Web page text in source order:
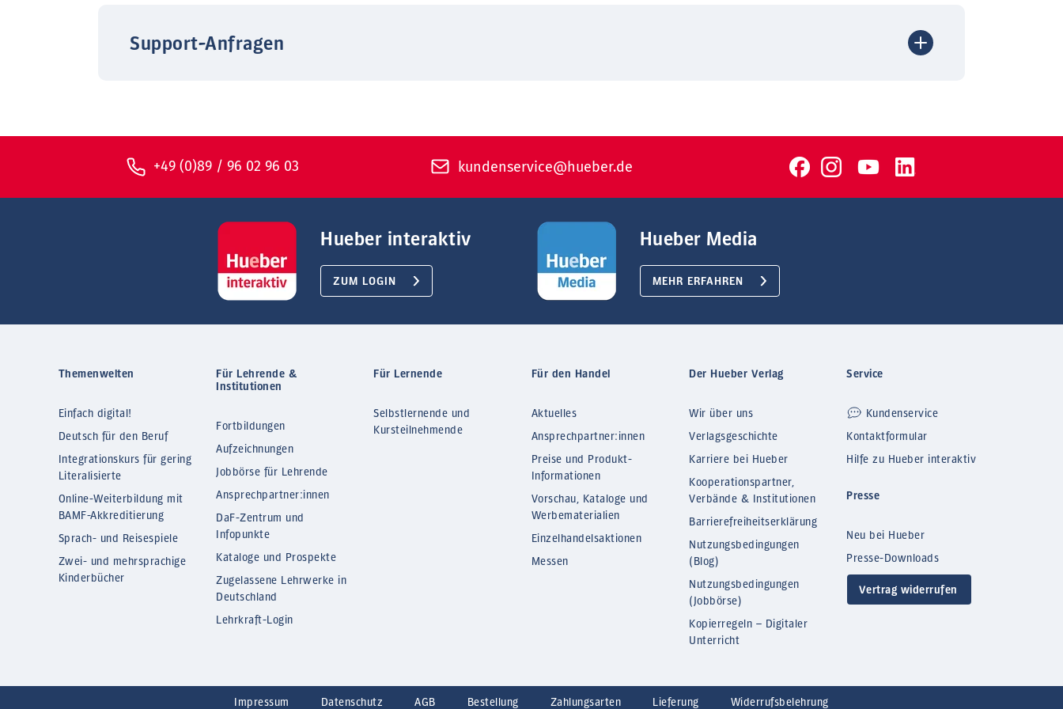
Support-Anfragen
+49 (0)89 / 96 02 96 03 kundenservice@hueber.de
Hueber interaktiv
ZUM LOGIN
Hueber Media
MEHR ERFAHREN
Themenwelten
Einfach digital!
Deutsch für den Beruf
Integrationskurs für gering
Literalisierte
Online-Weiterbildung mit
BAMF-Akkreditierung
Sprach- und Reisespiele
Zwei- und mehrsprachige
Kinderbücher
Für Lehrende &
Institutionen
Fortbildungen
Aufzeichnungen
Jobbörse für Lehrende
Ansprechpartner:innen
DaF-Zentrum und
Infopunkte
Kataloge und Prospekte
Zugelassene Lehrwerke in
Deutschland
Lehrkraft-Login
Für Lernende
Selbstlernende und
Kursteilnehmende
Für den Handel
Aktuelles
Ansprechpartner:innen
Preise und Produkt-
Informationen
Vorschau, Kataloge und
Werbematerialien
Einzelhandelsaktionen
Messen
Der Hueber Verlag
Wir über uns
Verlagsgeschichte
Karriere bei Hueber
Kooperationspartner,
Verbände & Institutionen
Barrierefreiheitserklärung
Nutzungsbedingungen
(Blog)
Nutzungsbedingungen
(Jobbörse)
Kopierregeln – Digitaler
Unterricht
Service
Kundenservice
Kontaktformular
Hilfe zu Hueber interaktiv
Presse
Neu bei Hueber
Presse-Downloads
Vertrag widerrufen
Impressum Datenschutz AGB Bestellung Zahlungsarten Lieferung Widerrufsbelehrung